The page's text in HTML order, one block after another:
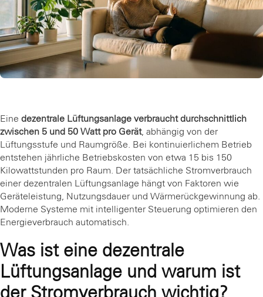
Eine dezentrale Lüftungsanlage verbraucht durchschnittlich
zwischen 5 und 50 Watt pro Gerät, abhängig von der
Lüftungsstufe und Raumgröße. Bei kontinuierlichem Betrieb
entstehen jährliche Betriebskosten von etwa 15 bis 150
Kilowattstunden pro Raum. Der tatsächliche Stromverbrauch
einer dezentralen Lüftungsanlage hängt von Faktoren wie
Geräteleistung, Nutzungsdauer und Wärmerückgewinnung ab.
Moderne Systeme mit intelligenter Steuerung optimieren den
Energieverbrauch automatisch.
Was ist eine dezentrale
Lüftungsanlage und warum ist